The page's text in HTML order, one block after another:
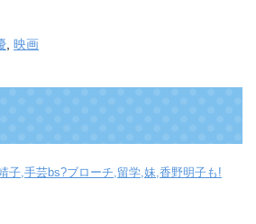
, 映画
子,手芸bs?ブローチ,留学,妹,香野明子も!